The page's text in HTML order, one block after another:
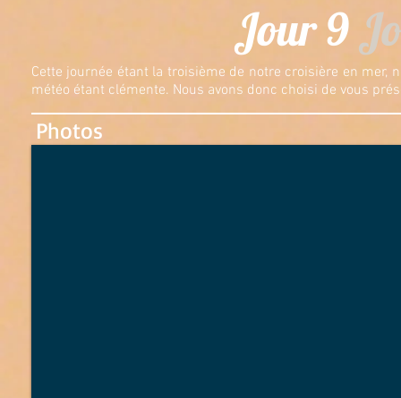
Jour 9
Cette journée étant la troisième de notre croisière en
météo étant clémente. Nous avons donc choisi de vous
Photos